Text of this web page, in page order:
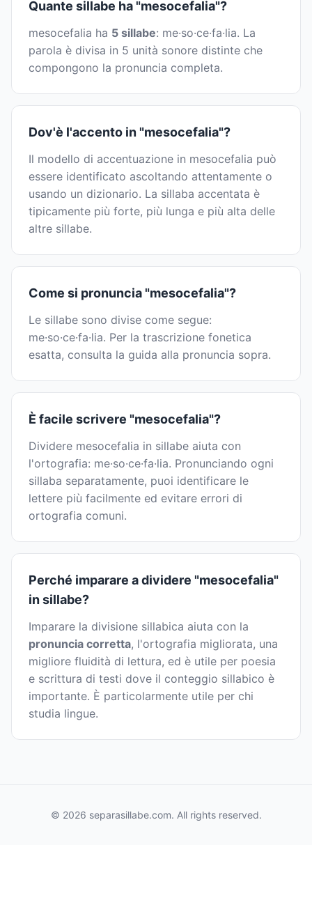
Quante sillabe ha "mesocefalia"?
mesocefalia ha 5 sillabe: me·so·ce·fa·lia. La
parola è divisa in 5 unità sonore distinte che
compongono la pronuncia completa.
Dov'è l'accento in "mesocefalia"?
Il modello di accentuazione in mesocefalia può
essere identificato ascoltando attentamente o
usando un dizionario. La sillaba accentata è
tipicamente più forte, più lunga e più alta delle
altre sillabe.
Come si pronuncia "mesocefalia"?
Le sillabe sono divise come segue:
me·so·ce·fa·lia. Per la trascrizione fonetica
esatta, consulta la guida alla pronuncia sopra.
È facile scrivere "mesocefalia"?
Dividere mesocefalia in sillabe aiuta con
l'ortografia: me·so·ce·fa·lia. Pronunciando ogni
sillaba separatamente, puoi identificare le
lettere più facilmente ed evitare errori di
ortografia comuni.
Perché imparare a dividere "mesocefalia"
in sillabe?
Imparare la divisione sillabica aiuta con la
pronuncia corretta, l'ortografia migliorata, una
migliore fluidità di lettura, ed è utile per poesia
e scrittura di testi dove il conteggio sillabico è
importante. È particolarmente utile per chi
studia lingue.
© 2026 separasillabe.com. All rights reserved.